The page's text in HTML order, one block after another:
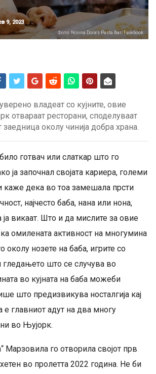
9, 2023
Фото: Nonna Dora‘s Pasta Bar/Facebook
владеат со кујните, овие
отвараат ресторани, споделуваат
заедница околу чинија добра храна.
готвач или слаткар што го
ја започнал својата кариера, големи
каже дека во тоа замешала прсти
најчесто баба, нана или нона,
викаат. Што и да мислите за овие
омилената активност на многумина
нозете на баба, игрите со
гледањето што се случува во
во кујната на баба можеби
што предизвикува носталгија кај
е главниот адут на два многу
во Њујорк.
Марзовила го отворила својот прв
во пролетта 2022 година. Не би